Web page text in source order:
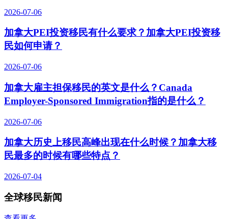
2026-07-06
加拿大PEI投资移民有什么要求？加拿大PEI投资移
民如何申请？
2026-07-06
加拿大雇主担保移民的英文是什么？Canada
Employer-Sponsored Immigration指的是什么？
2026-07-06
加拿大历史上移民高峰出现在什么时候？加拿大移
民最多的时候有哪些特点？
2026-07-04
全球移民新闻